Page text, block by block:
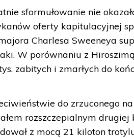
sformułowanie nie
oferty kapitulacyjnej
Charlesa Sweeneya
W porównaniu z
zabitych i zmarłych do
do zrzuconego
rozszczepialnym drugiej
z mocą 21 kiloton